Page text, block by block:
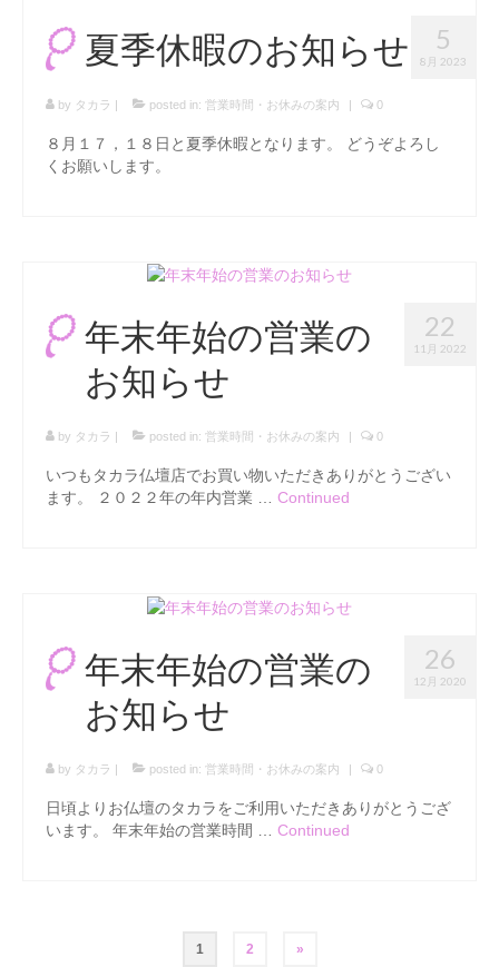
5
8月 2023
夏季休暇のお知らせ
by タカラ | posted in: 営業時間・お休みの案内 | 0
８月１７，１８日と夏季休暇となります。 どうぞよろし
くお願いします。
22
11月 2022
年末年始の営業の
お知らせ
by タカラ posted in: 営業時間・お休みの案内 0
いつもタカラ仏壇店でお買い物いただきありがとうござい
ます。 ２０２２年の年内営業 … Continued
26
12月 2020
年末年始の営業の
お知らせ
by タカラ | posted in: 営業時間・お休みの案内 | 0
日頃よりお仏壇のタカラをご利用いただきありがとうござ
います。 年末年始の営業時間 … Continued
1 2 »